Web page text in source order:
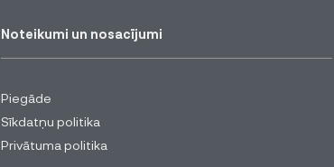
Noteikumi un nosacījumi
Piegāde
Sīkdatņu politika
Privātuma politika